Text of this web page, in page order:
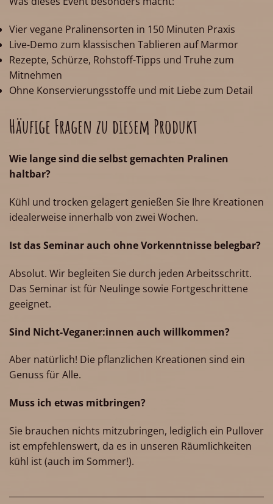
Vier vegane Pralinensorten in 150 Minuten Praxis
Live-Demo zum klassischen Tablieren auf Marmor
Rezepte, Schürze, Rohstoff-Tipps und Truhe zum
Mitnehmen
Ohne Konservierungsstoffe und mit Liebe zum Detail
Häufige Fragen zu diesem Produkt
Wie lange sind die selbst gemachten Pralinen
haltbar?
Kühl und trocken gelagert genießen Sie Ihre Kreationen
idealerweise innerhalb von zwei Wochen.
Ist das Seminar auch ohne Vorkenntnisse belegbar?
Absolut. Wir begleiten Sie durch jeden Arbeitsschritt.
Das Seminar ist für Neulinge sowie Fortgeschrittene
geeignet.
Sind Nicht-Veganer:innen auch willkommen?
Aber natürlich! Die pflanzlichen Kreationen sind ein
Genuss für Alle.
Muss ich etwas mitbringen?
Sie brauchen nichts mitzubringen, lediglich ein Pullover
ist empfehlenswert, da es in unseren Räumlichkeiten
kühl ist (auch im Sommer!).